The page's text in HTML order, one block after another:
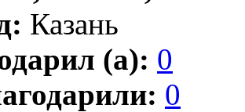
Казань
(а): 0
0